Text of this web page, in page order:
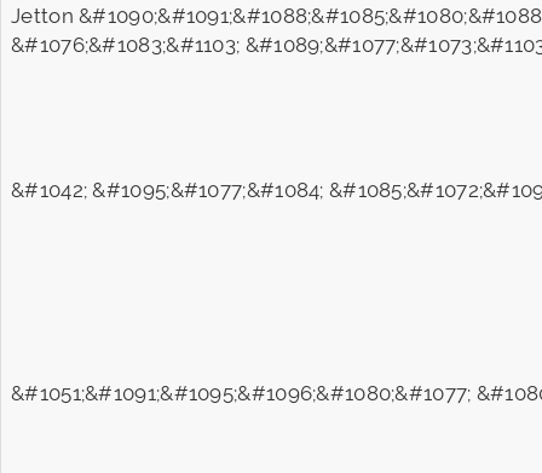
Jetton
&#1076;&#1083;&#1103;
&#1042; &#1095;&#1077;&#1084;
&#1051;&#1091;&#1095;&#1096;&#1080;&#1077;